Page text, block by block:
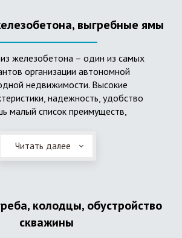
выгребные ямы
из железобетона – один из самых
организации автономной
недвижимости. Высокие
надежность, удобство
малый список преимуществ,
электроэнергии, прост в
к внешним механическим
большую популярность
колец.
Читать далее
колодцы, обустройство
скважины